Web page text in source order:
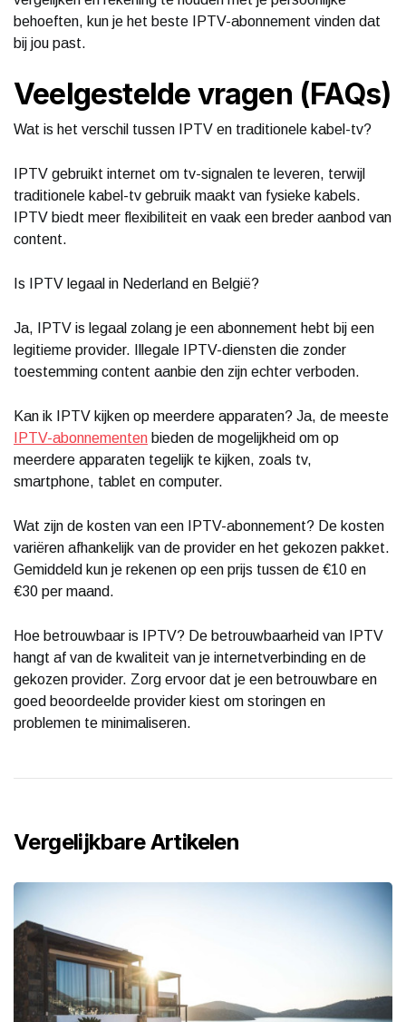
behoeften, kun je het beste IPTV-abonnement vinden dat
bij jou past.
Veelgestelde vragen (FAQs)
Wat is het verschil tussen IPTV en traditionele kabel-tv?
IPTV gebruikt internet om tv-signalen te leveren, terwijl
traditionele kabel-tv gebruik maakt van fysieke kabels.
IPTV biedt meer flexibiliteit en vaak een breder aanbod van
content.
Is IPTV legaal in Nederland en België?
Ja, IPTV is legaal zolang je een abonnement hebt bij een
legitieme provider. Illegale IPTV-diensten die zonder
toestemming content aanbie den zijn echter verboden.
Kan ik IPTV kijken op meerdere apparaten? Ja, de meeste
IPTV-abonnementen bieden de mogelijkheid om op
meerdere apparaten tegelijk te kijken, zoals tv,
smartphone, tablet en computer.
Wat zijn de kosten van een IPTV-abonnement? De kosten
variëren afhankelijk van de provider en het gekozen pakket.
Gemiddeld kun je rekenen op een prijs tussen de €10 en
€30 per maand.
Hoe betrouwbaar is IPTV? De betrouwbaarheid van IPTV
hangt af van de kwaliteit van je internetverbinding en de
gekozen provider. Zorg ervoor dat je een betrouwbare en
goed beoordeelde provider kiest om storingen en
problemen te minimaliseren.
Vergelijkbare Artikelen